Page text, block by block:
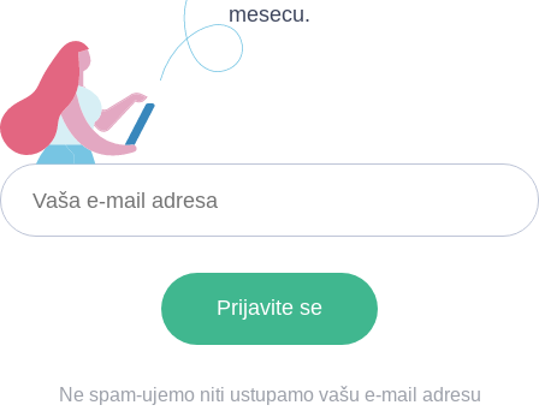
mesecu.
Ne spam-ujemo niti ustupamo vašu e-mail adresu